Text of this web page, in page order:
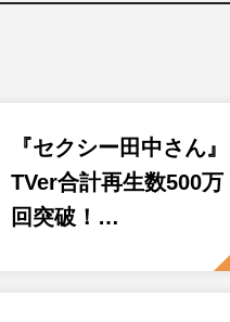
『セクシー田中さん』
TVer合計再生数500万
回突破！…